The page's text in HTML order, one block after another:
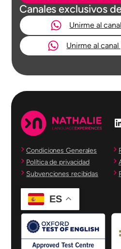
Canales exclusivos
Unirme al
Unirme al
Condiciones Generales
Política de privacidad
Subvenciones recibidas
ES